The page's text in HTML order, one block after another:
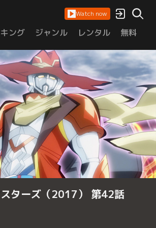
Watch now
ング ジャンル レンタル 無料
ターズ（2017） 第42話